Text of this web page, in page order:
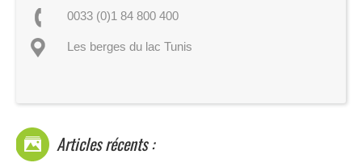
0033 (0)1 84 800 400
Les berges du lac Tunis
Articles récents :